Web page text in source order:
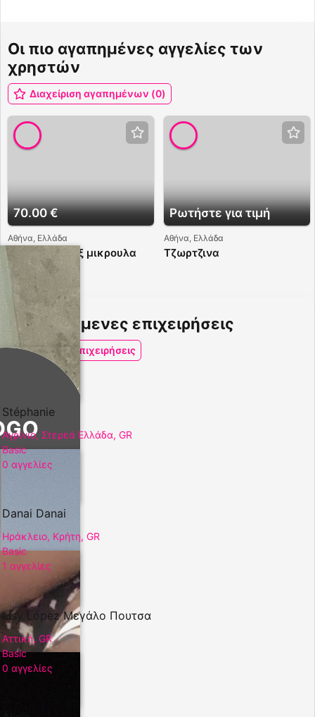
Οι πιο αγαπημένες αγγελίες των
χρηστών
Διαχείριση αγαπημένων (0)
70.00 €
Αθήνα, Ελλάδα
Ευα καυτο σεξ μικρουλα
ελληνιδα
Ρωτήστε για τιμή
Αθήνα, Ελλάδα
Τζωρτζινα
Προτεινόμενες επιχειρήσεις
Δείτε τις επιχειρήσεις
Stéphanie
Αγρίνιο, Στερεά Ελλάδα, GR
Basic
0 αγγελίες
Danai Danai
Ηράκλειο, Κρήτη, GR
Basic
1 αγγελίες
Lisy López Μεγάλο Πουτσα
Αττική, GR
Basic
0 αγγελίες